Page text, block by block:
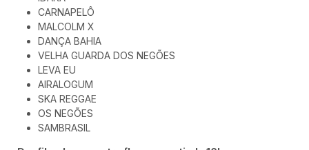
CARNAPELÔ
MALCOLM X
DANÇA BAHIA
VELHA GUARDA DOS NEGÕES
LEVA EU
AIRALOGUM
SKA REGGAE
OS NEGÕES
SAMBRASIL